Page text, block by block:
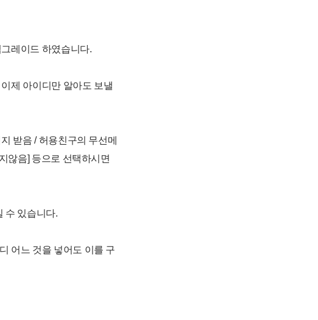
레이드 하였습니다.
제 아이디만 알아도 보낼
받음 / 허용친구의 무선메
않음] 등으로 선택하시면
수 있습니다.
어느 것을 넣어도 이를 구